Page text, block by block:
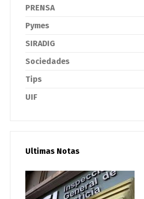
PRENSA
Pymes
SIRADIG
Sociedades
Tips
UIF
Ultimas Notas